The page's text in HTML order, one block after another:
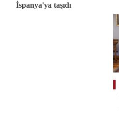
İspanya'ya taşıdı